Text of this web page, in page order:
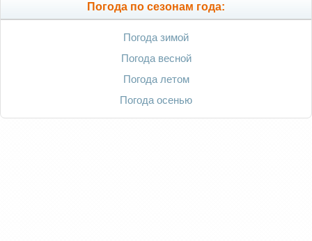
Погода по сезонам года:
Погода зимой
Погода весной
Погода летом
Погода осенью